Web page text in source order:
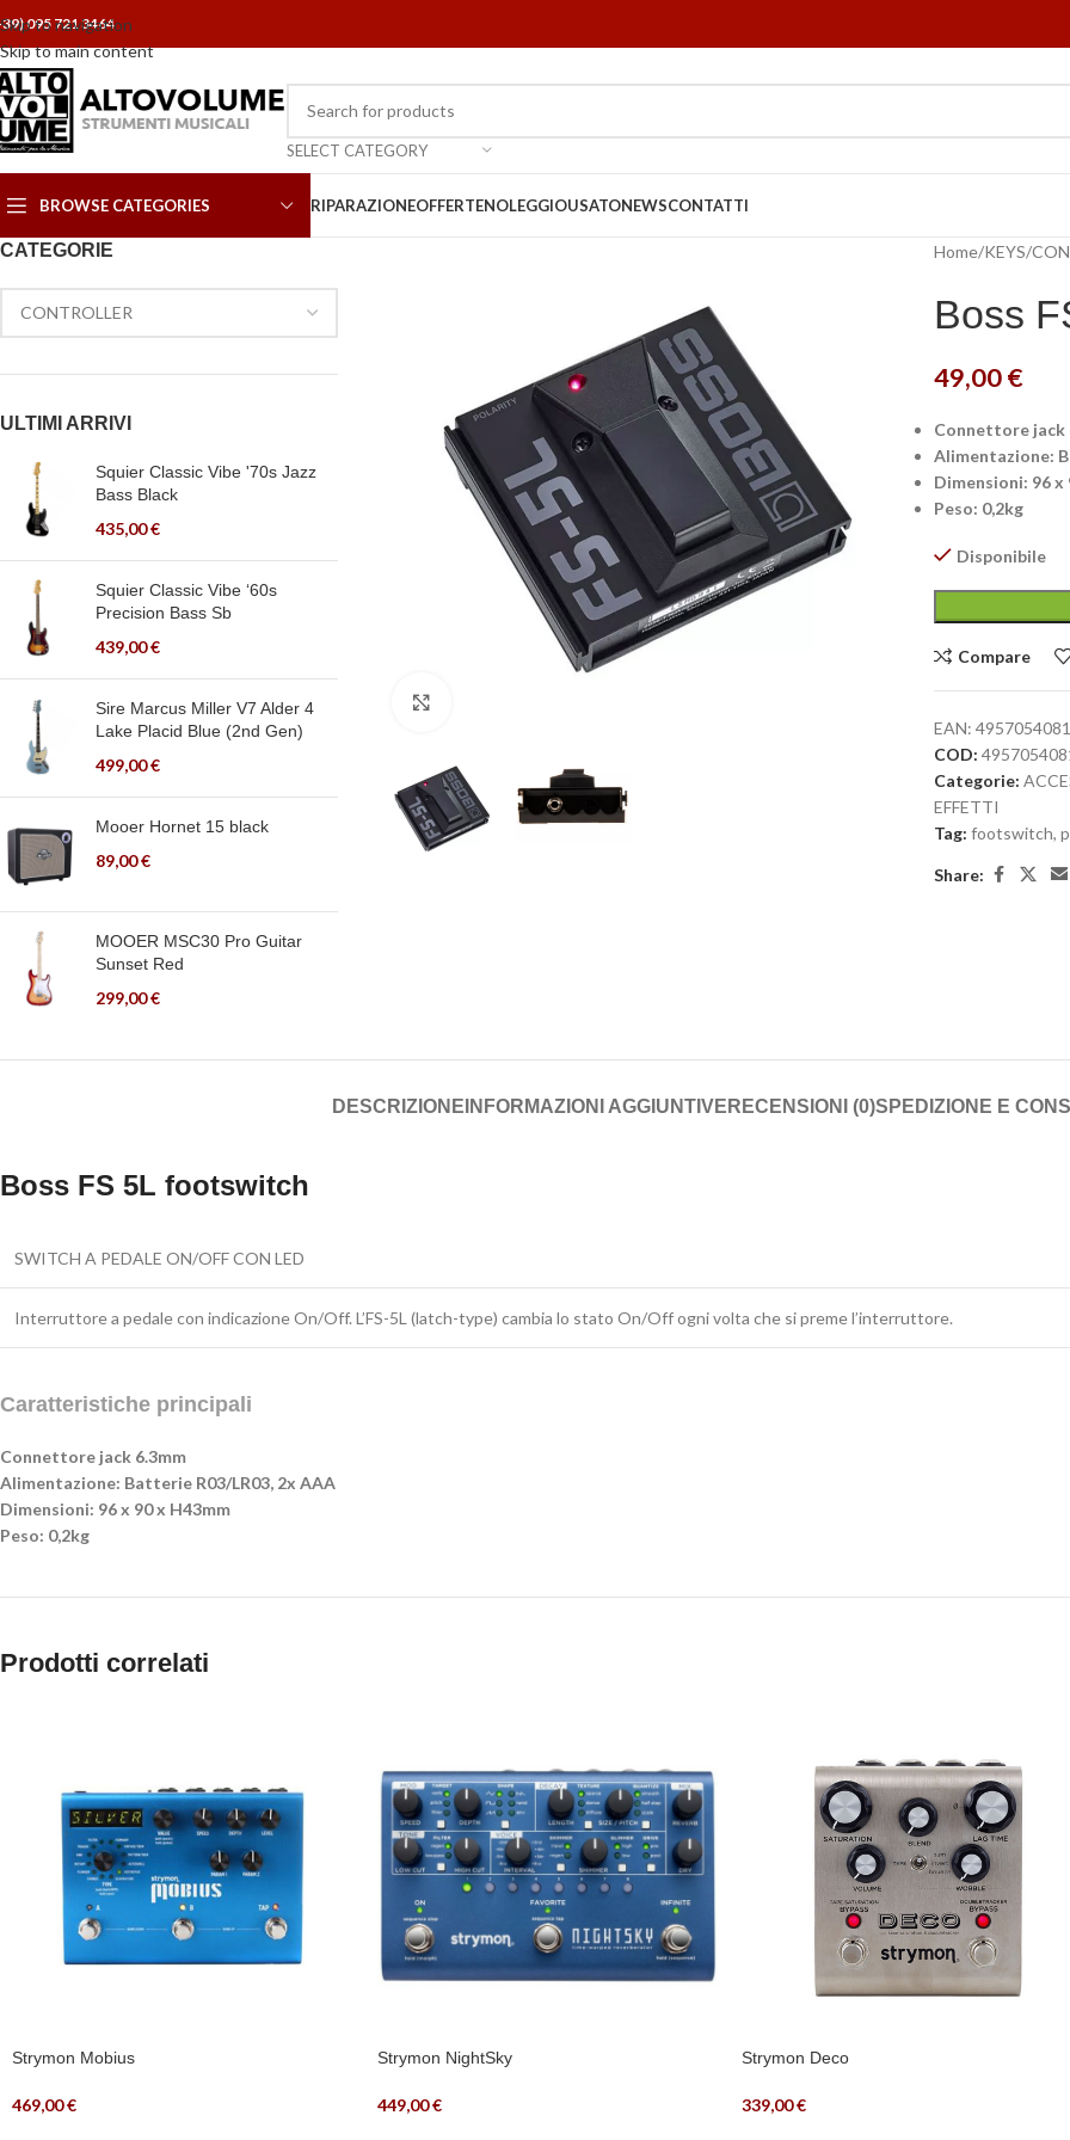
Skip to navigation
Skip to main content
095 721 3464
SELECT CATEGORY
BROWSE CATEGORIES RIPARAZIONEOFFERTENOLEGGIOUSATONEWSCONTATTI
CATEGORIE
ULTIMI ARRIVI
Squier Classic Vibe '70s Jazz
Bass Black
435,00€
Squier Classic Vibe ‘60s
Precision Bass Sb
439,00€
Sire Marcus Miller V7 Alder 4
Lake Placid Blue (2nd Gen)
499,00€
Mooer Hornet 15 black
89,00€
MOOER MSC30 Pro Guitar
Sunset Red
299,00€
Home KEYS
Boss
49,00€
Connettore jack
Alimentazione:
Dimensioni: 96 x
Peso: 0,2kg
Disponibile
Compare
EAN:
COD:
Categorie:
EFFETTI
Tag: footswitch,
Share:
DESCRIZIONE INFORMAZIONI AGGIUNTIVE RECENSIONI (0)SPEDIZIONE E
Boss FS 5L footswitch
SWITCH A PEDALE ON/OFF CON LED
Interruttore a pedale con indicazione On/Off. L’FS-5L (latch-type) cambia lo stato On/Off ogni volta che si preme l’interruttore.
Caratteristiche principali
Connettore jack 6.3mm
Alimentazione: Batterie R03/LR03, 2x AAA
Dimensioni: 96 x 90 x H43mm
Peso: 0,2kg
Prodotti correlati
Strymon Mobius
469,00€
Strymon NightSky
449,00€
Strymon Deco
339,00€